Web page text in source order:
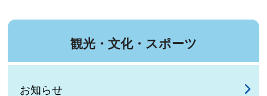
観光・文化・スポーツ
お知らせ